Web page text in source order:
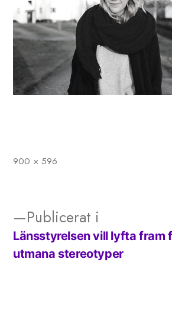
Full
900 × 596
Publicerat i
Länsstyrelsen vill lyfta fram
utmana stereotyper